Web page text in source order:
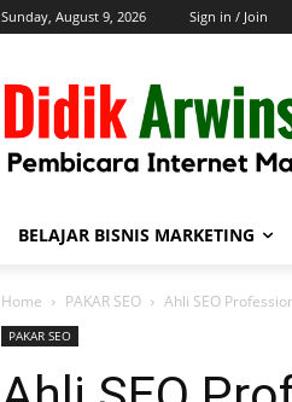
Sunday, August 9, 2026 Sign in / Join
BELAJAR BISNIS MARKETING
Home PAKAR SEO Ahli SEO
PAKAR SEO